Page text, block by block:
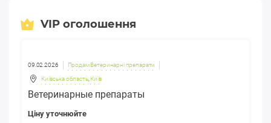
VIP оголошення
09.02.2026 Продам Ветеринарні препарати
Київська область, Київ
Ветеринарные препараты
Ціну уточнюйте